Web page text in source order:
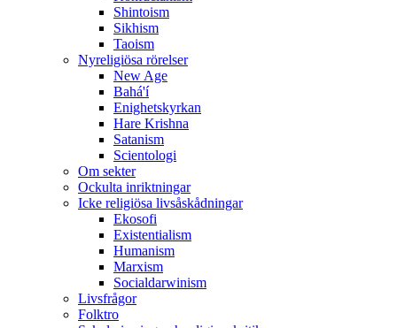
Shintoism
Sikhism
Taoism
Nyreligiösa rörelser
New Age
Bahá'í
Enighetskyrkan
Hare Krishna
Satanism
Scientologi
Om sekter
Ockulta inriktningar
Icke religiösa livsåskådningar
Ekosofi
Existentialism
Humanism
Marxism
Socialdarwinism
Livsfrågor
Folktro